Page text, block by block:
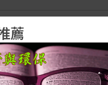
五集：「入門聖事」—錢
薦